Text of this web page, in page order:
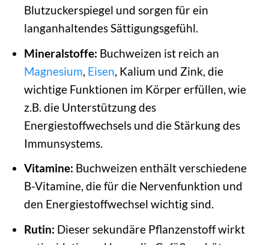
Blutzuckerspiegel und sorgen für ein
langanhaltendes Sättigungsgefühl.
Mineralstoffe: Buchweizen ist reich an
Magnesium, Eisen, Kalium und Zink, die
wichtige Funktionen im Körper erfüllen, wie
z.B. die Unterstützung des
Energiestoffwechsels und die Stärkung des
Immunsystems.
Vitamine: Buchweizen enthält verschiedene
B-Vitamine, die für die Nervenfunktion und
den Energiestoffwechsel wichtig sind.
Rutin: Dieser sekundäre Pflanzenstoff wirkt